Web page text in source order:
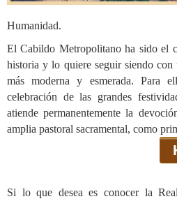
Humanidad.
El Cabildo Metropolitano ha sido el
historia y lo quiere seguir siendo
más moderna y esmerada. Para
celebración de las grandes
atiende permanentemente la
amplia pastoral sacramental, como
Si lo que desea es conocer la